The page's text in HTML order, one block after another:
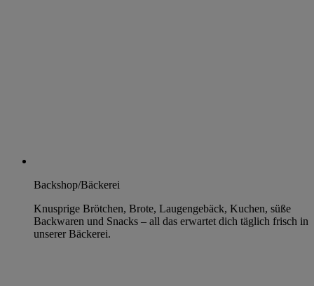
Backshop/Bäckerei
Knusprige Brötchen, Brote, Laugengebäck, Kuchen, süße
Backwaren und Snacks – all das erwartet dich täglich frisch in
unserer Bäckerei.